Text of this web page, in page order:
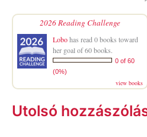
2026 Reading Challenge
Lobohas read 0 books toward
her goal of 60 books.
0 of 60
(0%)
view books
Utolsó